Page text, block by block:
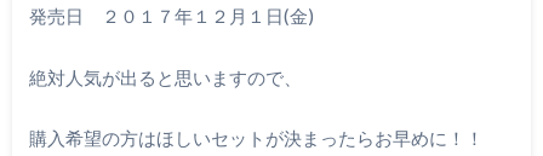
発売日 ２０１７年１２月１日(金)
絶対人気が出ると思いますので、
購入希望の方はほしいセットが決まったらお早めに！！